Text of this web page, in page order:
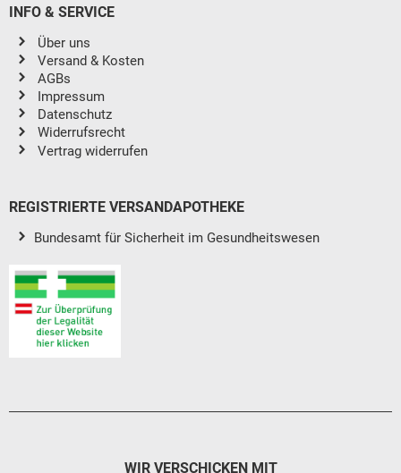
INFO & SERVICE
Über uns
Versand & Kosten
AGBs
Impressum
Datenschutz
Widerrufsrecht
Vertrag widerrufen
REGISTRIERTE VERSANDAPOTHEKE
Bundesamt für Sicherheit im Gesundheitswesen
WIR VERSCHICKEN MIT